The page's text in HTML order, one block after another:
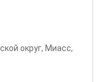
округ, Миасс,